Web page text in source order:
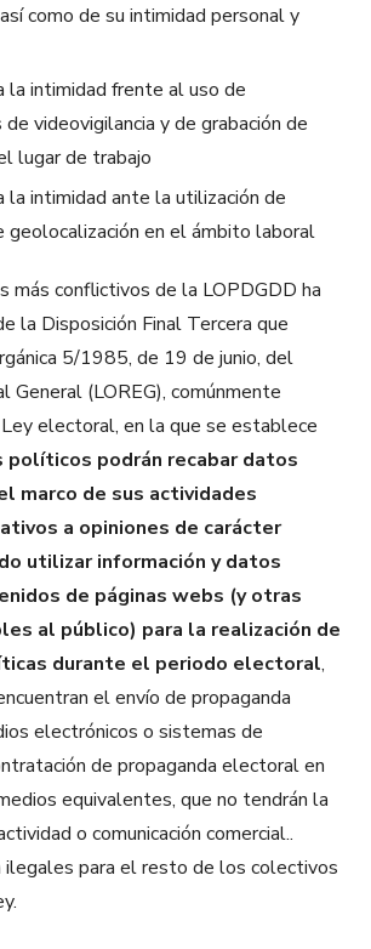
como de su intimidad personal y
la intimidad frente al uso de
videovigilancia y de grabación de
lugar de trabajo
la intimidad ante la utilización de
geolocalización en el ámbito laboral
más conflictivos de la LOPDGDD ha
la Disposición Final Tercera que
5/1985, de 19 de junio, del
General (LOREG), comúnmente
electoral, en la que se establece
podrán recabar datos
marco de sus actividades
a opiniones de carácter
utilizar información y datos
de páginas webs (y otras
al público) para la realización de
durante el periodo electoral,
el envío de propaganda
electrónicos o sistemas de
de propaganda electoral en
equivalentes, que no tendrán la
o comunicación comercial..
ilegales para el resto de los colectivos